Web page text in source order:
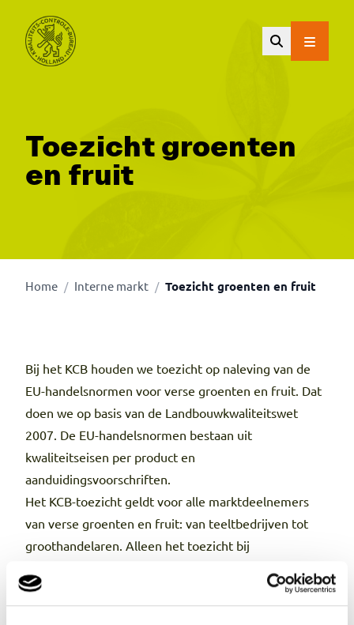
Toezicht groenten
en fruit
Home / Interne markt / Toezicht groenten en fruit
Bij het KCB houden we toezicht op naleving van de
EU-handelsnormen voor verse groenten en fruit. Dat
doen we op basis van de Landbouwkwaliteitswet
2007. De EU-handelsnormen bestaan uit
kwaliteitseisen per product en
aanduidingsvoorschriften.
Het KCB-toezicht geldt voor alle marktdeelnemers
van verse groenten en fruit: van teeltbedrijven tot
groothandelaren. Alleen het toezicht bij
en winkels) valt niet onder het KCB, maar onder de